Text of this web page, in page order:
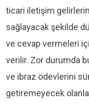
ticari iletişim
sağlayacak şekilde
ve cevap vermeleri
verilir. Zor durumda
ve ibraz ödevlerini
getiremeyecek